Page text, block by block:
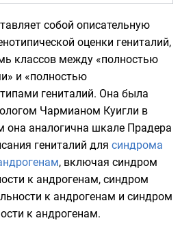
собой описательную
оценки гениталий,
классов между «полностью
и «полностью
гениталий. Она была
Чармианом Куигли в
она аналогична шкале Прадера
гениталий для синдрома
, включая синдром
к андрогенам, синдром
к андрогенам и синдром
к андрогенам.